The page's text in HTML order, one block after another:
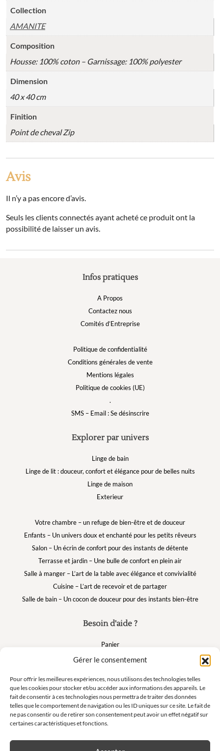
Gérer le consentement
Pour offrir les meilleures expériences, nous utilisons des technologies telles
que les cookies pour stocker et/ou accéder aux informations des appareils. Le
fait de consentir à ces technologies nous permettra de traiter des données
telles que le comportement de navigation ou les ID uniques sur ce site. Le fait de
ne pas consentir ou de retirer son consentement peut avoir un effet négatif sur
certaines caractéristiques et fonctions.
Collection
AMANITE
Composition
Housse: 100% coton – Garnissage: 100% polyester
Dimension
40 x 40 cm
Finition
Point de cheval Zip
Avis
Il n’y a pas encore d’avis.
Seuls les clients connectés ayant acheté ce produit ont la
possibilité de laisser un avis.
Besoin d'aide ?
Panier
FAQ
Suivez nous
Infos pratiques
A Propos
Contactez nous
Comités d’Entreprise
Politique de confidentialité
Conditions générales de vente
Mentions légales
Politique de cookies (UE)
.
SMS – Email : Se désinscrire
Explorer par univers
Linge de bain
Linge de lit : douceur, confort et élégance pour de belles nuits
Linge de maison
Exterieur
Votre chambre – un refuge de bien-être et de douceur
Enfants – Un univers doux et enchanté pour les petits rêveurs
Salon – Un écrin de confort pour des instants de détente
Terrasse et jardin – Une bulle de confort en plein air
Salle à manger – L’art de la table avec élégance et convivialité
Cuisine – L’art de recevoir et de partager
Salle de bain – Un cocon de douceur pour des instants bien-être